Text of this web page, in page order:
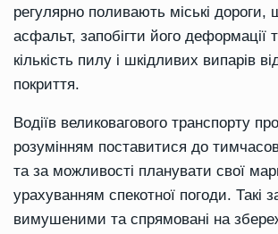
регулярно поливають міські
асфальт, запобігти його деформації
кількість пилу і шкідливих випарів
покриття.
Водіїв великовагового транспорту
розумінням поставитися до
та за можливості планувати свої
урахуванням спекотної погоди. Такі
вимушеними та спрямовані на